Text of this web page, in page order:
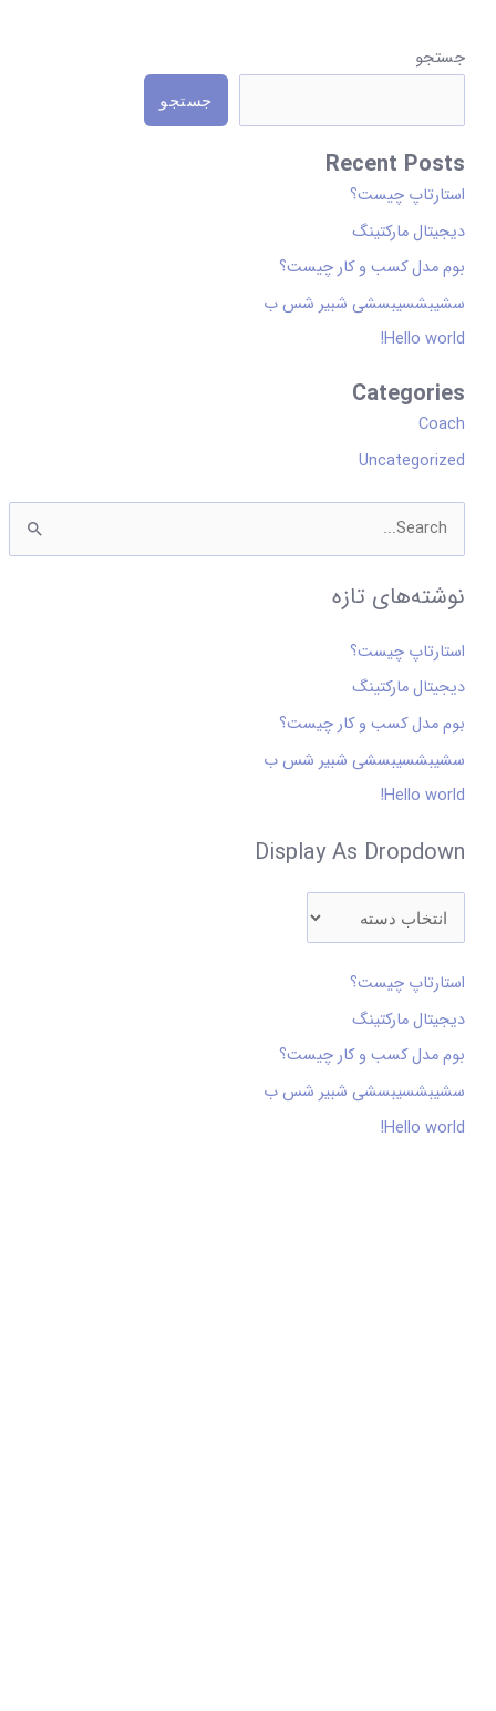
جستجو
جستجو
Recent Posts
استارتاپ چیست؟
دیجیتال مارکتینگ
بوم مدل کسب و کار چیست؟
سشیبشسیبسشی شبیر شس ب
Hello world!
Categories
Coach
Uncategorized
س
ت
و
ب
ر
ا
ی
نوشته‌های تازه
استارتاپ چیست؟
دیجیتال مارکتینگ
بوم مدل کسب و کار چیست؟
سشیبشسیبسشی شبیر شس ب
Hello world!
Display As Dropdown
D
s
p
l
a
s
d
o
o
استارتاپ چیست؟
دیجیتال مارکتینگ
بوم مدل کسب و کار چیست؟
سشیبشسیبسشی شبیر شس ب
Hello world!